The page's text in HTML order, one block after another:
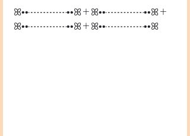
ꕤ••┈┈┈┈••ꕤ＋ꕤ••┈┈┈┈••ꕤ＋
ꕤ••┈┈┈┈••ꕤ＋ꕤ••┈┈┈┈••ꕤ